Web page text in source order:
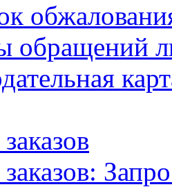
обращений
заказов: